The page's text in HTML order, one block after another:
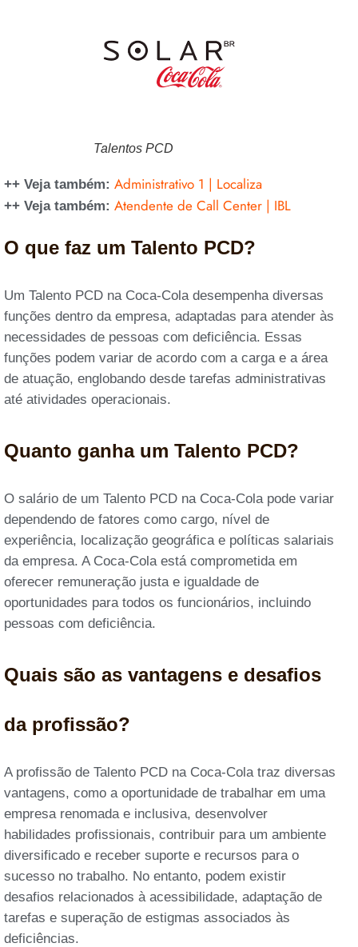
Talentos PCD
++ Veja também: Administrativo 1 | Localiza
++ Veja também: Atendente de Call Center | IBL
O que faz um Talento PCD?
Um Talento PCD na Coca-Cola desempenha diversas
funções dentro da empresa, adaptadas para atender às
necessidades de pessoas com deficiência. Essas
funções podem variar de acordo com a carga e a área
de atuação, englobando desde tarefas administrativas
até atividades operacionais.
Quanto ganha um Talento PCD?
O salário de um Talento PCD na Coca-Cola pode variar
dependendo de fatores como cargo, nível de
experiência, localização geográfica e políticas salariais
da empresa. A Coca-Cola está comprometida em
oferecer remuneração justa e igualdade de
oportunidades para todos os funcionários, incluindo
pessoas com deficiência.
Quais são as vantagens e desafios
da profissão?
A profissão de Talento PCD na Coca-Cola traz diversas
vantagens, como a oportunidade de trabalhar em uma
empresa renomada e inclusiva, desenvolver
habilidades profissionais, contribuir para um ambiente
diversificado e receber suporte e recursos para o
sucesso no trabalho. No entanto, podem existir
desafios relacionados à acessibilidade, adaptação de
tarefas e superação de estigmas associados às
deficiências.